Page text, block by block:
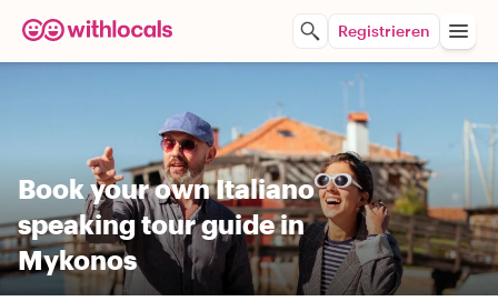
Registrieren
Book your own Italiano
speaking tour guide in
Mykonos